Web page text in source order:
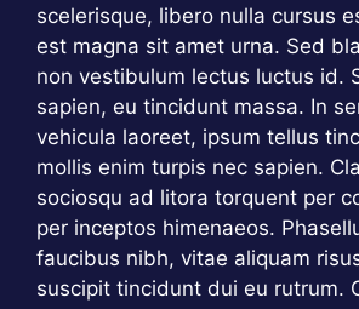
scelerisque, libero nulla cursus
est magna sit amet urna. Sed
non vestibulum lectus luctus id.
sapien, eu tincidunt massa. In
vehicula laoreet, ipsum tellus
mollis enim turpis nec sapien.
sociosqu ad litora torquent per
per inceptos himenaeos.
faucibus nibh, vitae aliquam
suscipit tincidunt dui eu rutrum.